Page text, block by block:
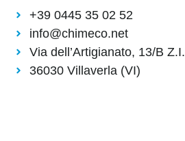
+39 0445 35 02 52
info@chimeco.net
Via dell’Artigianato, 13/B Z.I.
36030 Villaverla (VI)